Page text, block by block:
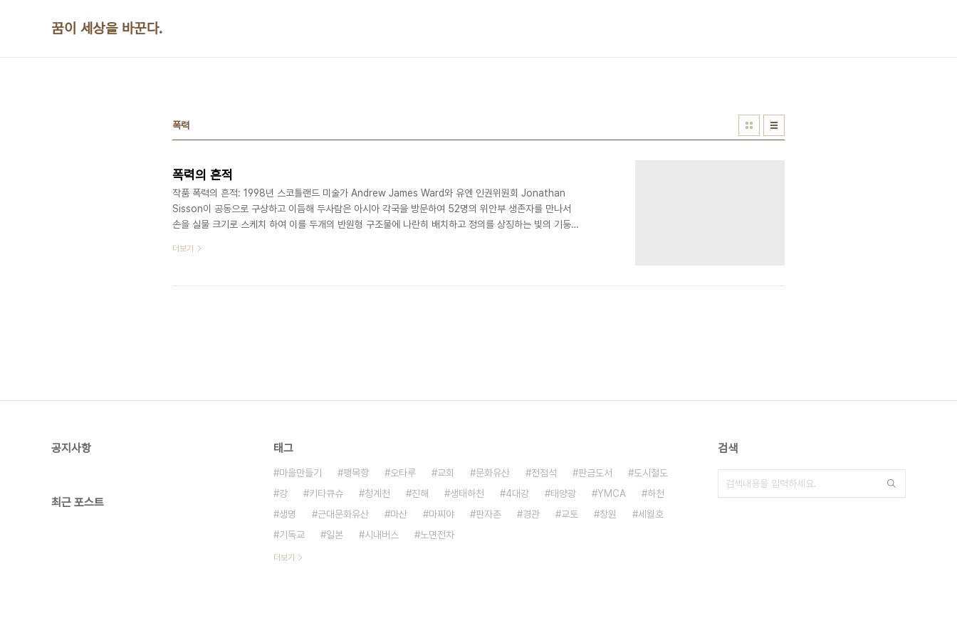
꿈이 세상을 바꾼다.
폭력
폭력의 흔적
작품 폭력의 흔적: 1998년 스코틀랜드 미술가 Andrew James Ward와 유엔 인권위원회 Jonathan
Sisson이 공동으로 구상하고 이듬해 두사람은 아시아 각국을 방문하여 52명의 위안부 생존자를 만나서
손을 실물 크기로 스케치 하여 이를 두개의 반원형 구조물에 나란히 배치하고 정의를 상징하는 빛의 기둥을
층에서 전시중. ​
더보기
공지사항
최근 포스트
태그
마을만들기 팽목항 오타루 교회 문화유산 전점석 판금도서
도시철도
강
키타큐슈 청계천 진해 생태하천 4대강 태양광 YMCA
하천
생명
근대문화유산 마산 마찌야 판자촌 경관 교토 창원
세월호
기독교
일본 시내버스 노면전차
더보기
검색